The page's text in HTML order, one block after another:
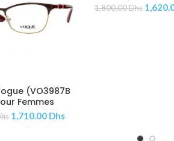
AU PANIER
(VO3987B
Femmes
1,710.00 Dhs
1,800.00Dhs